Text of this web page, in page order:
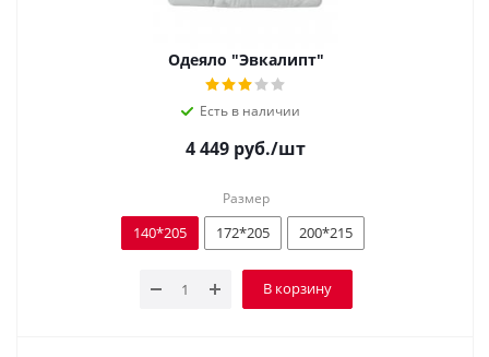
Одеяло "Эвкалипт"
Есть в наличии
4 449 руб./шт
Размер
140*205 172*205 200*215
В корзину